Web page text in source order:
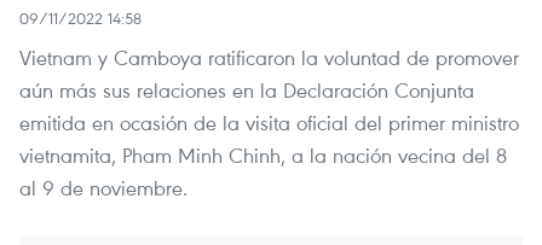
09/11/2022 14:58
Vietnam y Camboya ratificaron la voluntad de promover
aún más sus relaciones en la Declaración Conjunta
emitida en ocasión de la visita oficial del primer ministro
vietnamita, Pham Minh Chinh, a la nación vecina del 8
al 9 de noviembre.